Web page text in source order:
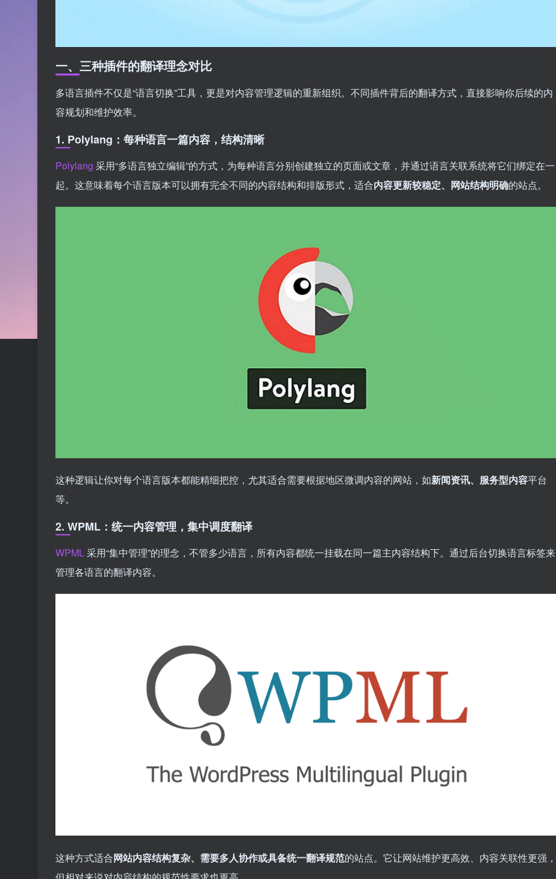
一、三种插件的翻译理念对比
多语言插件不仅是“语言切换”工具，更是对内容管理逻辑的重新组织。不同插件背后的翻译方式，直接影响你后续的内
容规划和维护效率。
1. Polylang：每种语言一篇内容，结构清晰
Polylang 采用“多语言独立编辑”的方式，为每种语言分别创建独立的页面或文章，并通过语言关联系统将它们绑定在一
起。这意味着每个语言版本可以拥有完全不同的内容结构和排版形式，适合内容更新较稳定、网站结构明确的站点。
这种逻辑让你对每个语言版本都能精细把控，尤其适合需要根据地区微调内容的网站，如新闻资讯、服务型内容平台
等。
2. WPML：统一内容管理，集中调度翻译
WPML采用“集中管理”的理念，不管多少语言，所有内容都统一挂载在同一篇主内容结构下。通过后台切换语言标签来
管理各语言的翻译内容。
这种方式适合网站内容结构复杂、需要多人协作或具备统一翻译规范的站点。它让网站维护更高效、内容关联性更强，